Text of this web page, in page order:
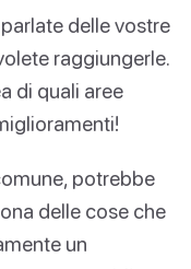
delle vostre
raggiungerle.
di quali aree
potrebbe
delle cose che
un